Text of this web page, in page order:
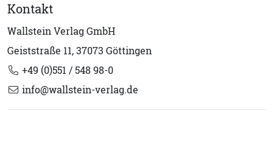
Kontakt
Wallstein Verlag GmbH
Geiststraße 11, 37073 Göttingen
+49 (0)551 / 548 98-0
info@wallstein-verlag.de